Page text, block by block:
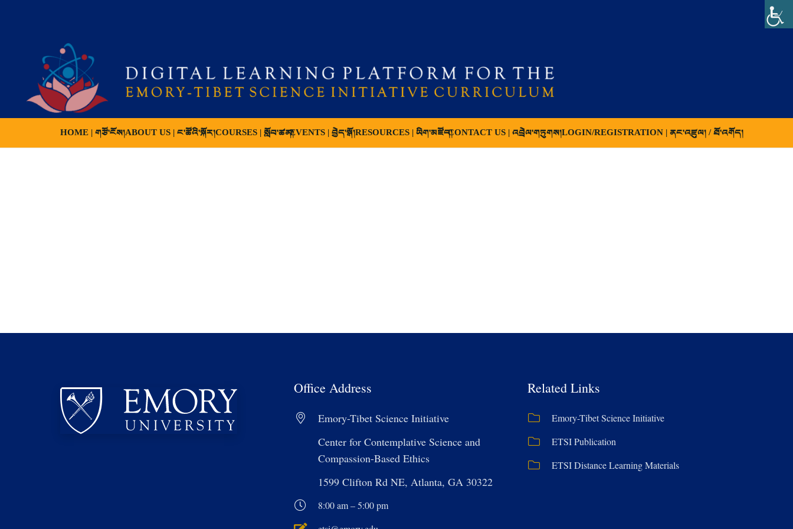
HOME | གཙོ་ངོས།ABOUT US | ང་ཚོའི་སྐོར།COURSES | སློབ་ཚན།EVENTS | བྱེད་སྒོ།RESOURCES | ཡིག་མཛོད།CONTACT US | འབྲེལ་གཏུགས།LOGIN/REGISTRATION | ནང་འཛུལ། / ཐོ་འགོད།
Office Address
Emory-Tibet Science Initiative
Center for Contemplative Science and
Compassion-Based Ethics
1599 Clifton Rd NE, Atlanta, GA 30322
8:00 am – 5:00 pm
Related Links
Emory-Tibet Science Initiative
ETSI Publication
ETSI Distance Learning Materials